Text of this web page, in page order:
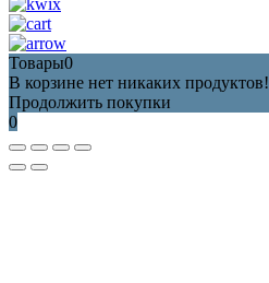
Товары0
В корзине нет никаких продуктов!
Продолжить покупки
0